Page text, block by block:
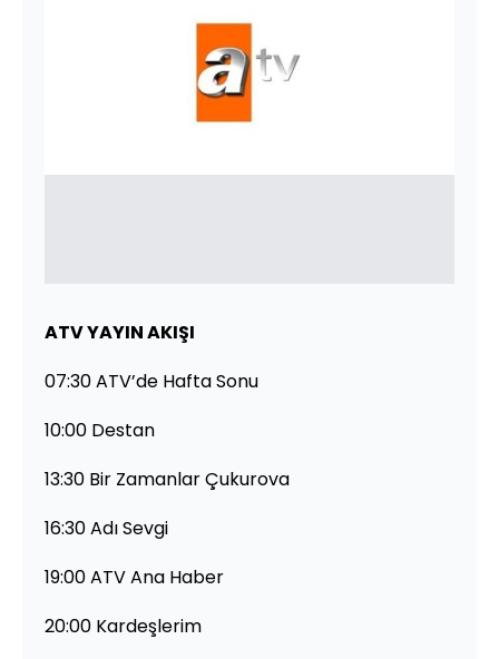
ATV YAYIN AKIŞI
07:30 ATV’de Hafta Sonu
10:00 Destan
13:30 Bir Zamanlar Çukurova
16:30 Adı Sevgi
19:00 ATV Ana Haber
20:00 Kardeşlerim